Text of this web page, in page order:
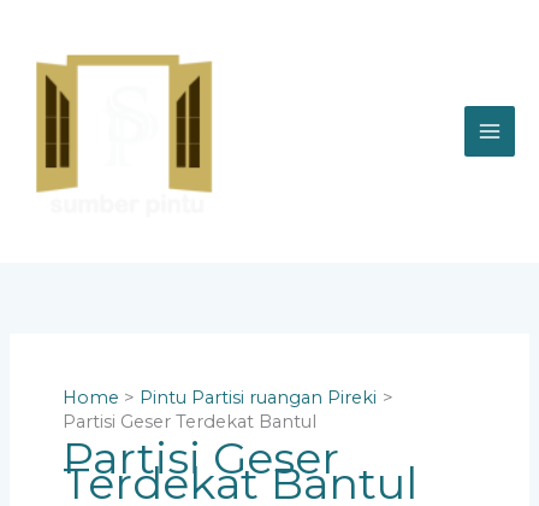
content
Home
Pintu Partisi ruangan Pireki
Partisi Geser Terdekat Bantul
Partisi Geser
Terdekat Bantul